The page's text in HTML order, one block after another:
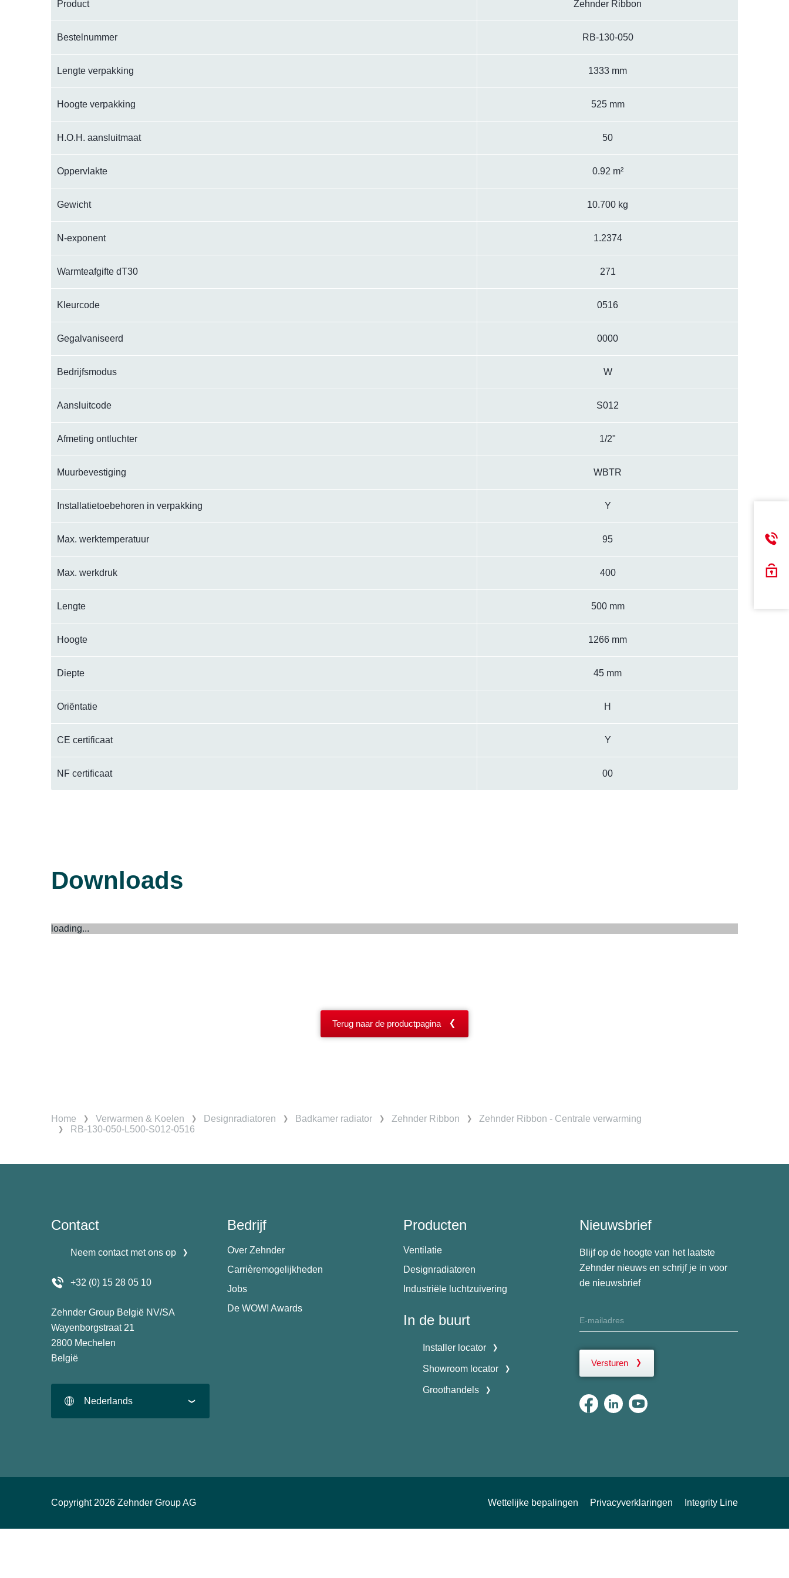
Product Zehnder Ribbon
Bestelnummer RB-130-050
Lengte verpakking 1333 mm
Hoogte verpakking 525 mm
H.O.H. aansluitmaat 50
Oppervlakte 0.92 m²
Gewicht 10.700 kg
N-exponent 1.2374
Warmteafgifte dT30 271
Kleurcode 0516
Gegalvaniseerd 0000
Bedrijfsmodus W
Aansluitcode S012
Afmeting ontluchter 1/2"
Muurbevestiging WBTR
Installatietoebehoren in verpakking Y
Max. werktemperatuur 95
Max. werkdruk 400
Lengte 500 mm
Hoogte 1266 mm
Diepte 45 mm
Oriëntatie H
CE certificaat Y
NF certificaat 00
Downloads
loading...
Terug naar de productpagina
Home Verwarmen & Koelen Designradiatoren Badkamer radiator Zehnder Ribbon
Zehnder Ribbon - Centrale verwarming
RB-130-050-L500-S012-0516
Contact
Neem contact met ons op
+32 (0) 15 28 05 10
Zehnder Group België NV/SA
Wayenborgstraat 21
2800 Mechelen
België
Nederlands
Bedrijf
Over Zehnder
Carrièremogelijkheden
Jobs
De WOW! Awards
Producten
Ventilatie
Designradiatoren
Industriële luchtzuivering
In de buurt
Installer locator
Showroom locator
Groothandels
Nieuwsbrief
Blijf op de hoogte van het laatste
Zehnder nieuws en schrijf je in voor
de nieuwsbrief
Versturen
Copyright 2026 Zehnder Group AG Wettelijke bepalingen Privacyverklaringen Integrity Line